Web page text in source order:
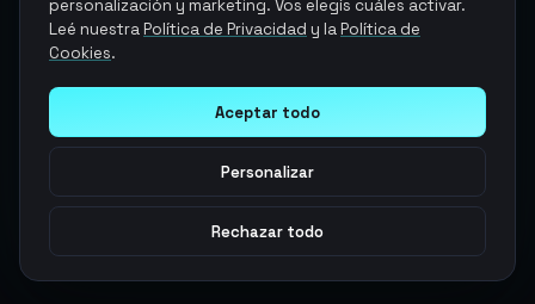
personalización y marketing. Vos elegís cuáles activar.
Leé nuestraPolítica de Privacidad y laPolítica de
Cookies.
Aceptar todo
Personalizar
Rechazar todo